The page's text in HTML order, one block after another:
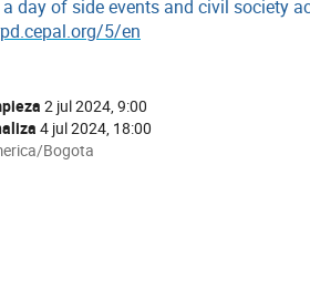
day of side events and civil society
5/en
Hora
2 jul 2024, 9:00
4 jul 2024, 18:00
Bogota